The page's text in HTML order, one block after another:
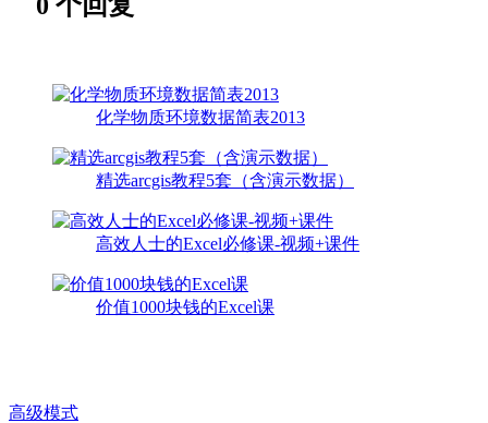
化学物质环境数据简表2013
精选arcgis教程5套（含演示数据）
高效人士的Excel必修课-视频+课件
价值1000块钱的Excel课
高级模式